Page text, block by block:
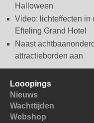
Halloween
Video: lichteffecten in
Efteling Grand Hotel
Naast
attractieborden aan
Looopings
Nieuws
Wachttijden
Webshop